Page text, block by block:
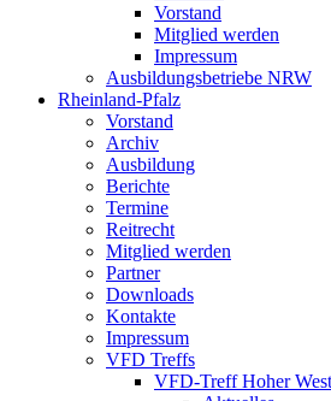
Vorstand
Mitglied werden
Impressum
Ausbildungsbetriebe NRW
Rheinland-Pfalz
Vorstand
Archiv
Ausbildung
Berichte
Termine
Reitrecht
Mitglied werden
Partner
Downloads
Kontakte
Impressum
VFD Treffs
VFD-Treff Hoher